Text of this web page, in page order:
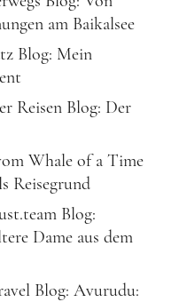
am Baikalsee
Blog: Mein
Reisen Blog: Der
Whale of a Time
Reisegrund
Blog:
Dame aus dem
Blog: Avurudu: